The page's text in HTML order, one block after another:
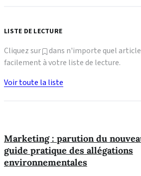
Marketing : parution du
guide pratique des allégations
environnementales
LISTE DE LECTURE
Cliquez sur
dans n'importe quel
facilement à votre liste de lecture.
Voir toute la liste